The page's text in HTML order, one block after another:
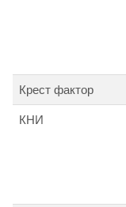
Крест фактор
КНИ